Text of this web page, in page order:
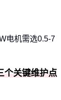
电机需选0.5-7
个关键维护点